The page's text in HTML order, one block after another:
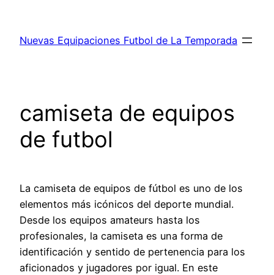
contenido
Nuevas Equipaciones Futbol de La Temporada
camiseta de equipos
de futbol
La camiseta de equipos de fútbol es uno de los
elementos más icónicos del deporte mundial.
Desde los equipos amateurs hasta los
profesionales, la camiseta es una forma de
identificación y sentido de pertenencia para los
aficionados y jugadores por igual. En este